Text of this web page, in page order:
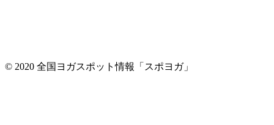
© 2020 全国ヨガスポット情報「スポヨガ」